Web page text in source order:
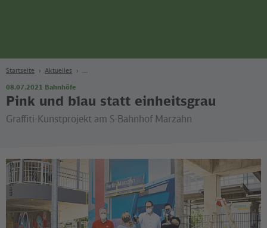
Startseite Aktuelles
08.07.2021 Bahnhöfe
Pink und blau statt einheitsgrau
Graffiti-Kunstprojekt am S-Bahnhof Marzahn
©
André Groth